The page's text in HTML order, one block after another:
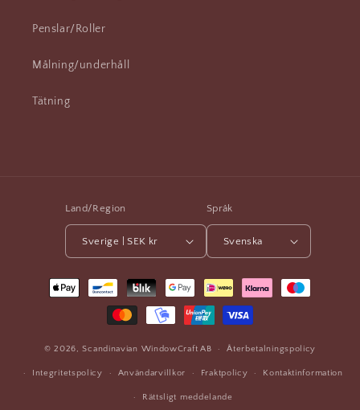
Penslar/Roller
Målning/underhåll
Tätning
Land/Region
Sverige | SEK kr
Språk
Svenska
Betalningsmetoder
© 2026,Scandinavian WindowCraft AB Återbetalningspolicy
Integritetspolicy Användarvillkor Fraktpolicy Kontaktinformation
Rättsligt meddelande